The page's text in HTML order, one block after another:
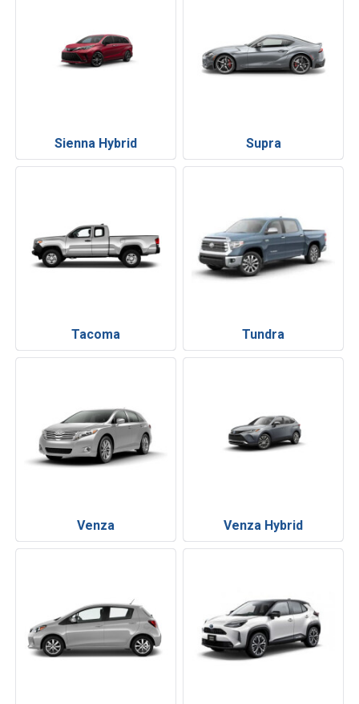
Sienna Hybrid Supra
Tacoma Tundra
Venza Venza Hybrid